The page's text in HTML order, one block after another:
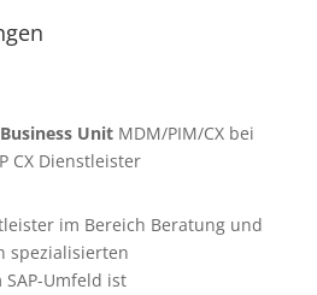
UnitMDM/PIM/CX bei
CX Dienstleister
im Bereich Beratung und
spezialisierten
Umfeld ist